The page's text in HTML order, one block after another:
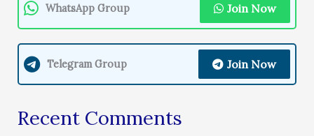
WhatsApp Group Join Now
Telegram Group Join Now
Recent Comments